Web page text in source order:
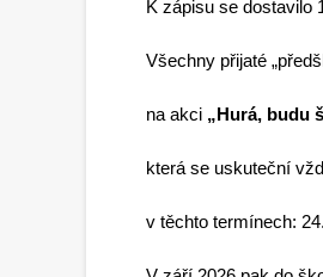
K zápisu se dostavilo
Všechny přijaté
na akci „Hurá, budu
která se uskuteční
v těchto termínech: